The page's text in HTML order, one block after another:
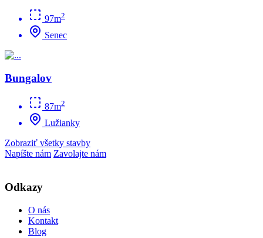
97m2
Senec
Bungalov
87m2
Lužianky
Zobraziť všetky stavby
Napíšte nám Zavolajte nám
Odkazy
O nás
Kontakt
Blog